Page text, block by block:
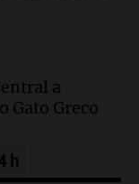
a
Gato Greco
h